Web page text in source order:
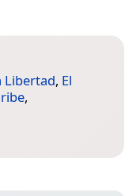
Libertad, El
,